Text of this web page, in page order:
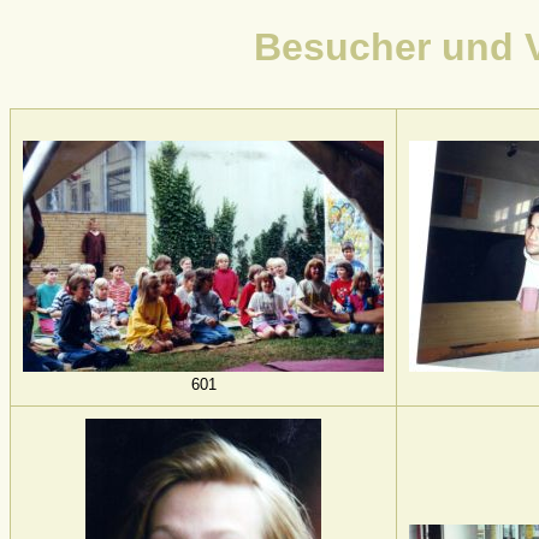
Besucher und
601